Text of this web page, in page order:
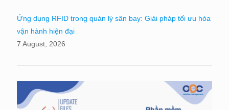
Ứng dụng RFID trong quản lý sân bay: Giải pháp tối ưu hóa
vận hành hiện đại
7 August, 2026